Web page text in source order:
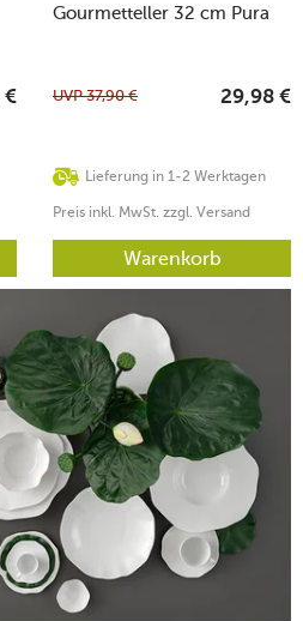
€
Gourmetteller 32 cm Pura
Lieferung in 1-2 Werktagen
UVP37,90 € 29,98 €
Preis inkl. MwSt. zzgl. Versand
Warenkorb